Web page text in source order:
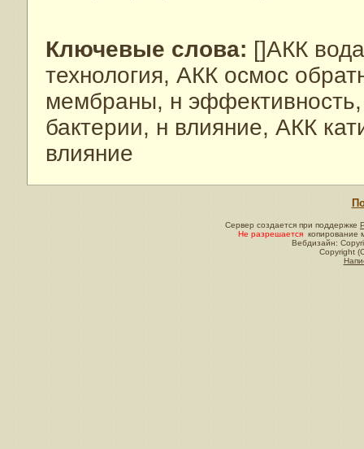
Ключевые слова: []АКК
технология, АКК осмос
мембраны, н
бактерии, н влияние, АКК
влияние
Сервер создается при поддержке
Не разрешается копирование
Вебдизайн:
Copyright